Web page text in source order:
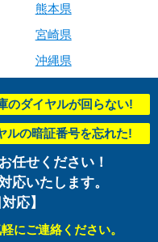
熊本県
宮崎県
沖縄県
のダイヤルが回らない!
ルの暗証番号を忘れた!
任せください！
応いたします。
応】
にご連絡ください。